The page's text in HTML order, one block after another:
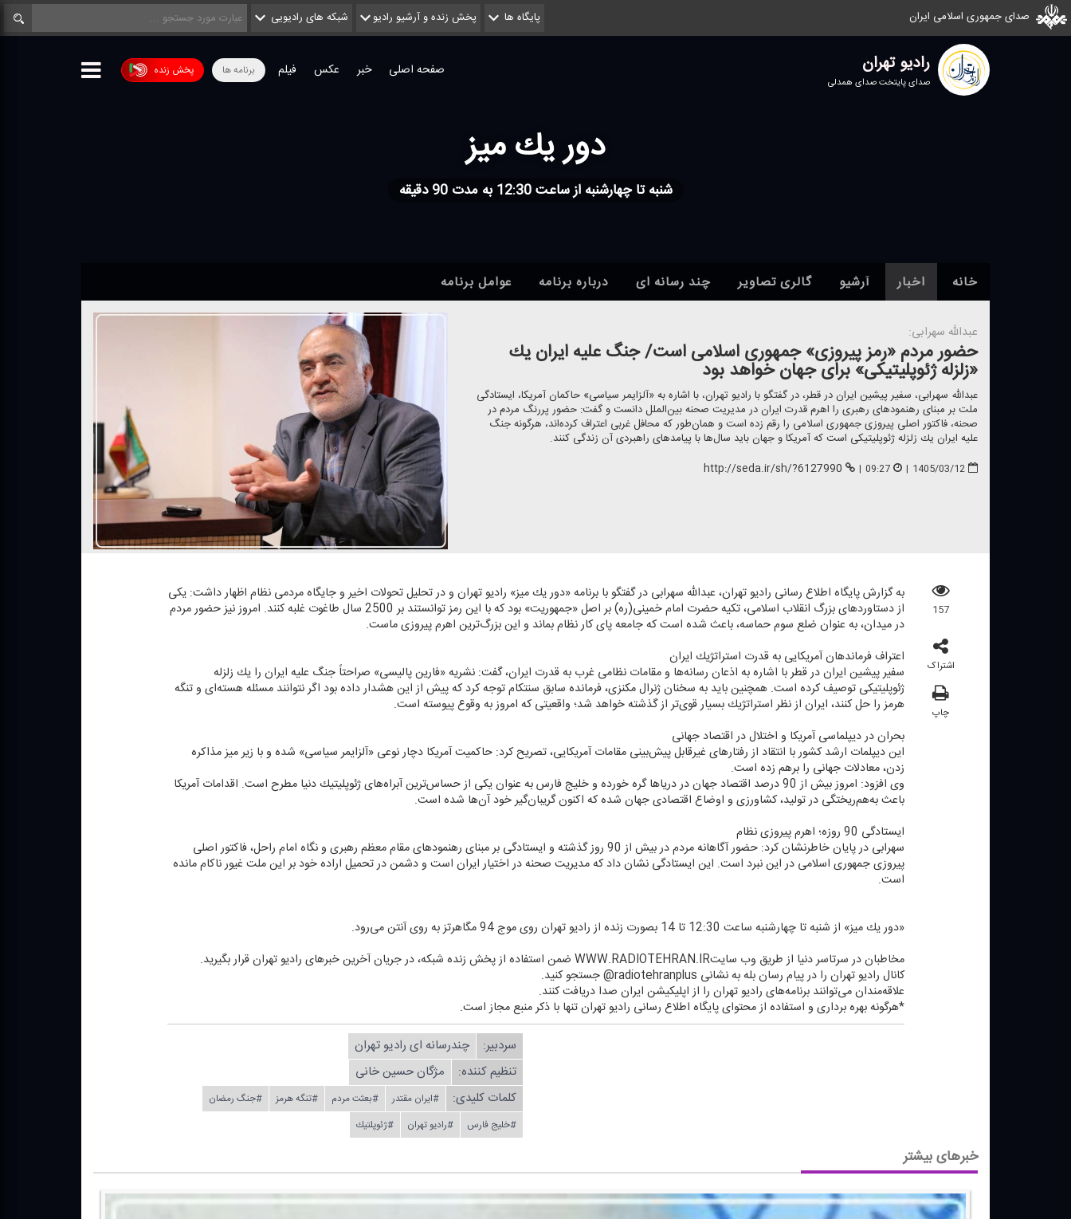
صدای جمهوری اسلامی ایران پایگاه ها پخش زنده و آرشیو رادیو شبکه های رادیویی
رادیو تهران
صدای پایتخت صدای همدلی
پخش زنده برنامه ها صفحه اصلی خبر عکس فیلم
دور یك میز
شنبه تا چهارشنبه از ساعت 12:30 به مدت 90 دقیقه
خانه اخبار آرشیو گالری تصاویر چند رسانه ای درباره برنامه عوامل برنامه
عبدالله سهرابی:
حضور مردم «رمز پیروزی» جمهوری اسلامی است/ جنگ علیه ایران یك
«زلزله ژئوپلیتیكی» برای جهان خواهد بود
عبدالله سهرابی، سفیر پیشین ایران در قطر، در گفتگو با رادیو تهران، با اشاره به «آلزایمر سیاسی» حاكمان آمریكا، ایستادگی
ملت بر مبنای رهنمودهای رهبری را اهرم قدرت ایران در مدیریت صحنه بین‌الملل دانست و گفت: حضور پررنگ مردم در
صحنه، فاكتور اصلی پیروزی جمهوری اسلامی را رقم زده است و همان‌طور كه محافل غربی اعتراف كرده‌اند، هرگونه جنگ
علیه ایران یك زلزله ژئوپلیتیكی است كه آمریكا و جهان باید سال‌ها با پیامدهای راهبردی آن زندگی كنند.
1405/03/12
|
09:27
|
http://seda.ir/sh/?6127990
157
اشتراک
چاپ
به گزارش پایگاه اطلاع رسانی رادیو تهران، عبدالله سهرابی در گفتگو با برنامه «دور یك میز» رادیو تهران و در تحلیل تحولات اخیر و جایگاه مردمی نظام اظهار داشت: یكی
از دستاوردهای بزرگ انقلاب اسلامی، تكیه حضرت امام خمینی(ره) بر اصل «جمهوریت» بود كه با این رمز توانستند بر 2500 سال طاغوت غلبه كنند. امروز نیز حضور مردم
در میدان، به عنوان ضلع سوم حماسه، باعث شده است كه جامعه پای كار نظام بماند و این بزرگ‌ترین اهرم پیروزی ماست.
اعتراف فرماندهان آمریكایی به قدرت استراتژیك ایران
سفیر پیشین ایران در قطر با اشاره به اذعان رسانه‌ها و مقامات نظامی غرب به قدرت ایران، گفت: نشریه «فارین پالیسی» صراحتاً جنگ علیه ایران را یك زلزله
ژئوپلیتیكی توصیف كرده است. همچنین باید به سخنان ژنرال مكنزی، فرمانده سابق سنتكام توجه كرد كه پیش از این هشدار داده بود اگر نتوانند مسئله هسته‌ای و تنگه
هرمز را حل كنند، ایران از نظر استراتژیك بسیار قوی‌تر از گذشته خواهد شد؛ واقعیتی كه امروز به وقوع پیوسته است.
بحران در دیپلماسی آمریكا و اختلال در اقتصاد جهانی
این دیپلمات ارشد كشور با انتقاد از رفتارهای غیرقابل پیش‌بینی مقامات آمریكایی، تصریح كرد: حاكمیت آمریكا دچار نوعی «آلزایمر سیاسی» شده و با زیر میز مذاكره
زدن، معادلات جهانی را برهم زده است.
وی افزود: امروز بیش از 90 درصد اقتصاد جهان در دریاها گره خورده و خلیج فارس به عنوان یكی از حساس‌ترین آبراه‌های ژئوپلیتیك دنیا مطرح است. اقدامات آمریكا
باعث به‌هم‌ریختگی در تولید، كشاورزی و اوضاع اقتصادی جهان شده كه اكنون گریبان‌گیر خود آن‌ها شده است.
ایستادگی 90 روزه؛ اهرم پیروزی نظام
سهرابی در پایان خاطرنشان كرد: حضور آگاهانه مردم در بیش از 90 روز گذشته و ایستادگی بر مبنای رهنمودهای مقام معظم رهبری و نگاه امام راحل، فاكتور اصلی
پیروزی جمهوری اسلامی در این نبرد است. این ایستادگی نشان داد كه مدیریت صحنه در اختیار ایران است و دشمن در تحمیل اراده خود بر این ملت غیور ناكام مانده
است.
«دور یك میز» از شنبه تا چهارشنبه ساعت 12:30 تا 14 بصورت زنده از رادیو تهران روی موج 94 مگاهرتز به روی آنتن می‌رود.
مخاطبان در سرتاسر دنیا از طریق وب سایتWWW.RADIOTEHRAN.IR ضمن استفاده از پخش زنده شبكه، در جریان آخرین خبرهای رادیو تهران قرار بگیرید.
كانال رادیو تهران را در پیام رسان بله به نشانی radiotehranplus@ جستجو كنید.
علاقه‌مندان می‌توانند برنامه‌های رادیو تهران را از اپلیكیشن ایران صدا دریافت كنند.
*هرگونه بهره برداری و استفاده از محتوای پایگاه اطلاع رسانی رادیو تهران تنها با ذكر منبع مجاز است.
سردبیر:
چندرسانه ای رادیو تهران
تنظیم كننده:
مژگان حسین خانی
کلمات کلیدی:
#ایران مقتدر #بعثت مردم #تنگه هرمز
#جنگ رمضان
#خلیج فارس
#رادیو تهران #ژئوپلتیك
خبرهای بیشتر